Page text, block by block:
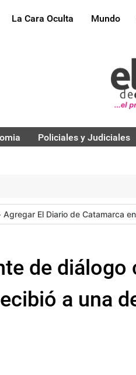
La Cara Oculta Mundo
Policiales y Judiciales
Agregar El Diario de Catamarca en
de diálogo
a una